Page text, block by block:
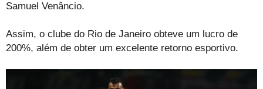
Samuel Venâncio.
Assim, o clube do Rio de Janeiro obteve um lucro de
200%, além de obter um excelente retorno esportivo.